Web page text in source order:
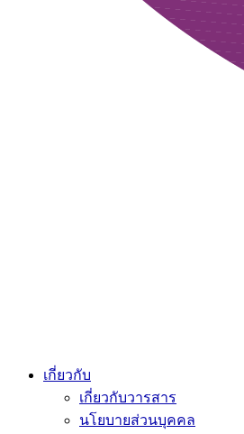
เกี่ยวกับ
เกี่ยวกับวารสาร
นโยบายส่วนบุคคล